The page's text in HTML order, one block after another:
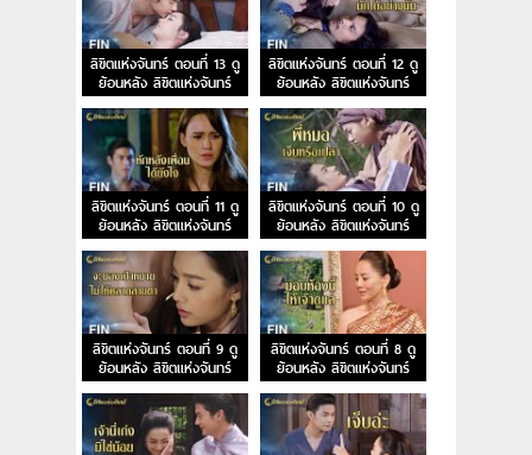
ลิขิตแห่งจันทร์ ตอนที่ 13 ดู
ย้อนหลัง ลิขิตแห่งจันทร์
EP.13
ลิขิตแห่งจันทร์ ตอนที่ 12 ดู
ย้อนหลัง ลิขิตแห่งจันทร์
EP.12
ลิขิตแห่งจันทร์ ตอนที่ 11 ดู
ย้อนหลัง ลิขิตแห่งจันทร์
EP.11
ลิขิตแห่งจันทร์ ตอนที่ 10 ดู
ย้อนหลัง ลิขิตแห่งจันทร์
EP.10
ลิขิตแห่งจันทร์ ตอนที่ 9 ดู
ย้อนหลัง ลิขิตแห่งจันทร์
EP.9
ลิขิตแห่งจันทร์ ตอนที่ 8 ดู
ย้อนหลัง ลิขิตแห่งจันทร์
EP.8